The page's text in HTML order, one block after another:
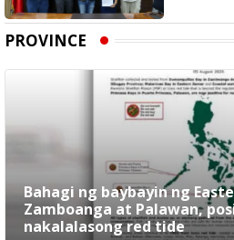
PROVINCE
Bahagi ng baybayin ng
Zamboanga at Palawan,
nakalalasong red tide